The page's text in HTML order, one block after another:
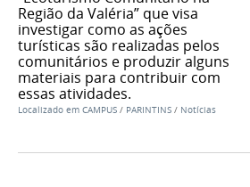
Região da Valéria” que visa
investigar como as ações
turísticas são realizadas pelos
comunitários e produzir alguns
materiais para contribuir com
essas atividades.
Localizado em CAMPUS / PARINTINS / Notícias